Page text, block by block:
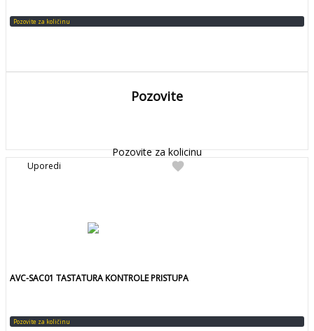
Pozovite za količinu
Pozovite
Pozovite za kolicinu
favorite
Uporedi
AVC-SAC01 TASTATURA KONTROLE PRISTUPA
Pozovite za količinu